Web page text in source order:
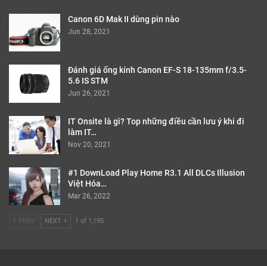
Canon 6D Mak II dùng pin nào
Jun 28, 2021
Đánh giá ống kính Canon EF-S 18-135mm f/3.5-
5.6 IS STM
Jun 26, 2021
IT Onsite là gì? Top những điều cần lưu ý khi đi
làm IT…
Nov 20, 2021
#1 DownLoad Play Home R3.1 All DLCs Illusion
Việt Hóa…
Mar 26, 2022
PREV NEXT 1 of 1,195